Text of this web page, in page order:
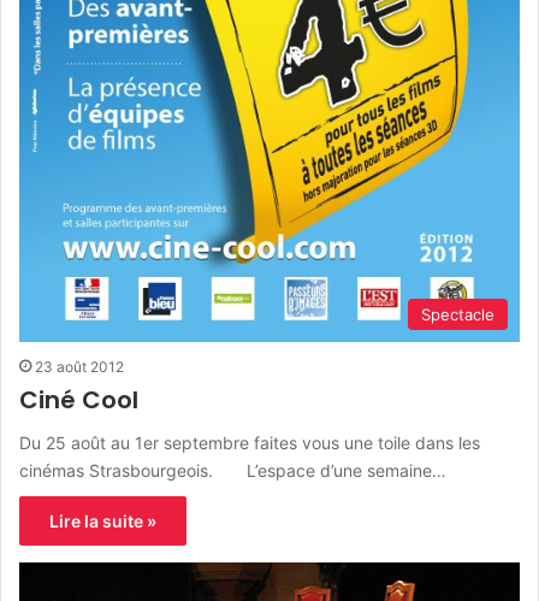
Spectacle
23 août 2012
Ciné Cool
Du 25 août au 1er septembre faites vous une toile dans les
cinémas Strasbourgeois. L’espace d’une semaine…
Lire la suite »